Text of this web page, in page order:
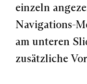
einzeln
Navigations-
am unteren
zusätzliche